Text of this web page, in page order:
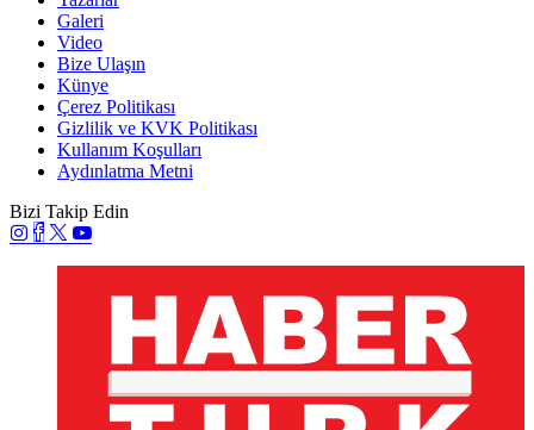
Galeri
Video
Bize Ulaşın
Künye
Çerez Politikası
Gizlilik ve KVK Politikası
Kullanım Koşulları
Aydınlatma Metni
Bizi Takip Edin